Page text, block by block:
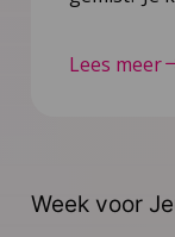
Lees meer
Week voor